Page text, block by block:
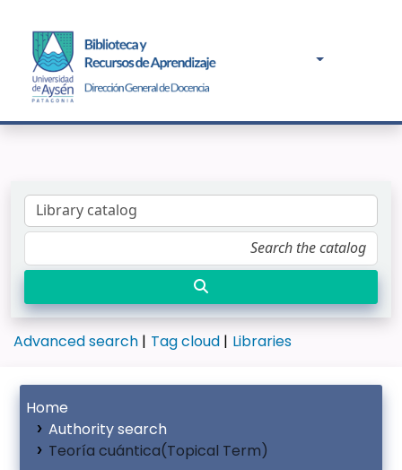
Advanced search Tag cloud Libraries
Home
Authority search
Teoría cuántica(Topical Term)